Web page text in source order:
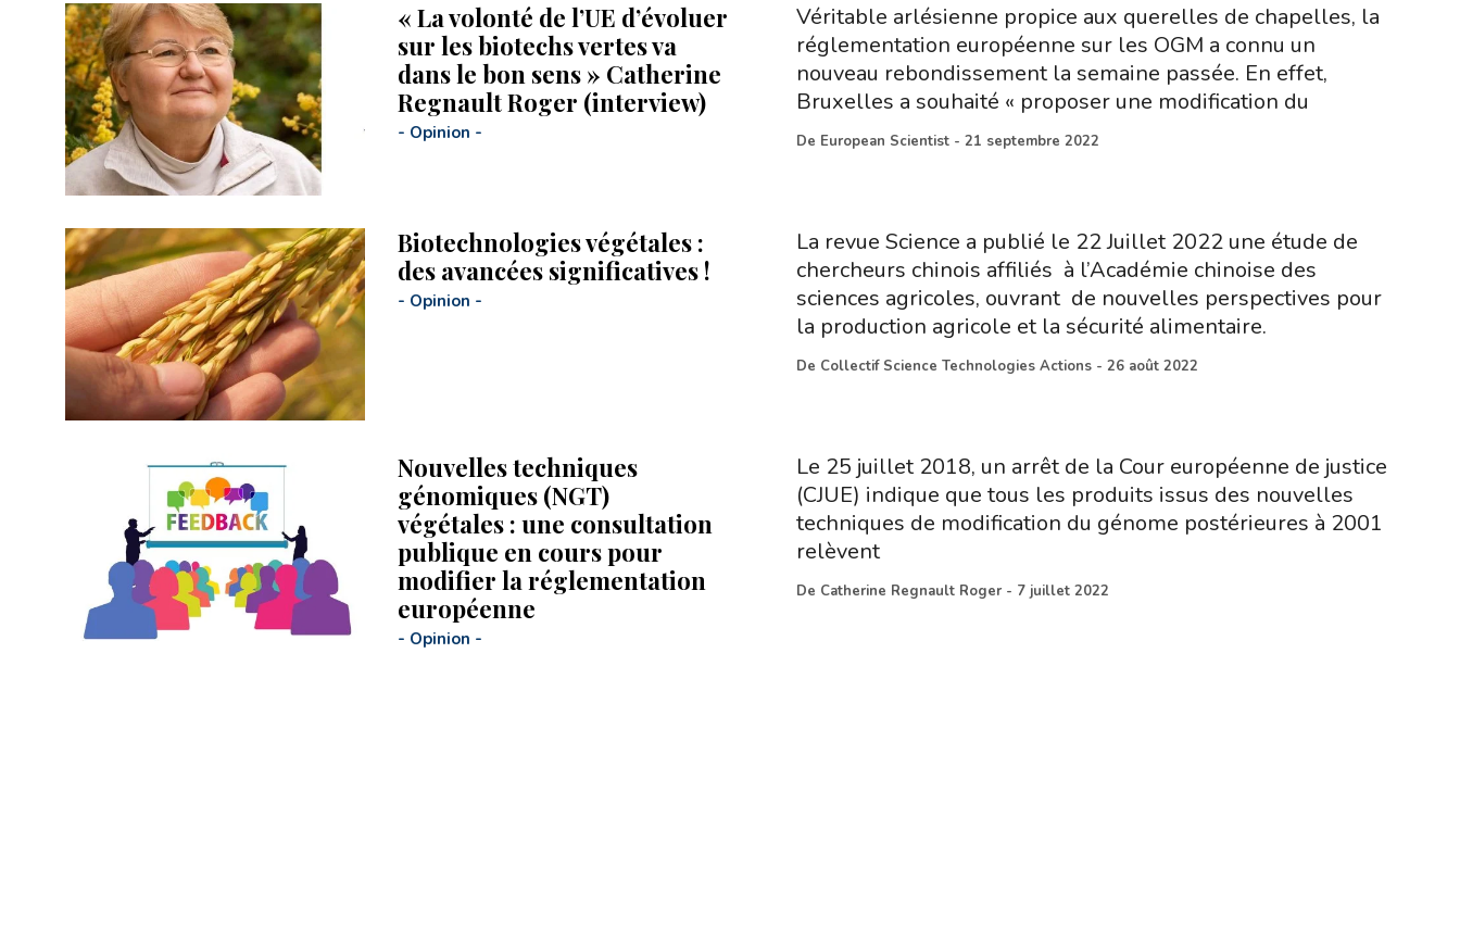
« La volonté de l’UE d’évoluer
sur les biotechs vertes va
dans le bon sens » Catherine
Regnault Roger (interview)
- Opinion -
Véritable arlésienne propice aux querelles de chapelles, la
réglementation européenne sur les OGM a connu un
nouveau rebondissement la semaine passée. En effet,
Bruxelles a souhaité « proposer une modification du
De European Scientist - 21 septembre 2022
Biotechnologies végétales :
des avancées significatives !
- Opinion -
La revue Science a publié le 22 Juillet 2022 une étude de
chercheurs chinois affiliés à l’Académie chinoise des
sciences agricoles, ouvrant de nouvelles perspectives pour
la production agricole et la sécurité alimentaire.
De Collectif Science Technologies Actions - 26 août 2022
Nouvelles techniques
génomiques (NGT)
végétales : une consultation
publique en cours pour
modifier la réglementation
européenne
- Opinion -
Le 25 juillet 2018, un arrêt de la Cour européenne de justice
(CJUE) indique que tous les produits issus des nouvelles
techniques de modification du génome postérieures à 2001
relèvent
De Catherine Regnault Roger - 7 juillet 2022